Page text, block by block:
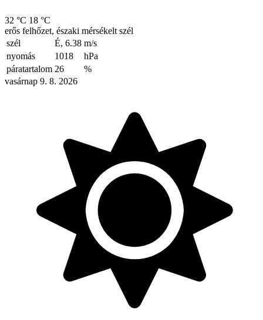
32 °C 18 °C
erős felhőzet, északi mérsékelt szél
szél
É, 6.38 m/s
nyomás
1018
hPa
páratartalom 26
%
vasárnap 9. 8. 2026